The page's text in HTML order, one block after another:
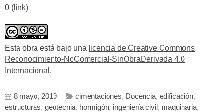
0 (link)
Esta obra está bajo una licencia de Creative Commons
Reconocimiento-NoComercial-SinObraDerivada 4.0
Internacional .
8 mayo, 2019 cimentaciones, Docencia, edificación,
estructuras, geotecnia, hormigón, ingeniería civil , maquinaria,